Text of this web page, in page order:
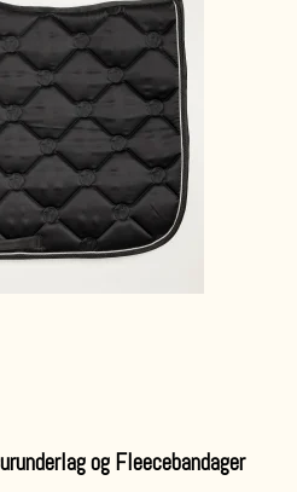
og Fleecebandager